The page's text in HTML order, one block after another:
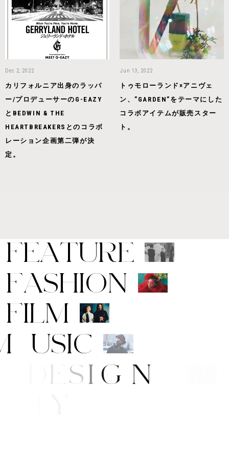
Dec 2, 2022
カリフォルニア出身のラッパ
ー/プロデューサーのG-EAZY
とBEDWIN & THE
HEARTBREAKERSとのコラボ
レーション企画第二弾が決
定。
Jun 13, 2022
トゥモローランド×アニヴェ
ン、”GARDEN”をテーマにした
コラボアイテムが販売スター
ト。
FEATURE
FASHION
FILM
M USIC
T/D ES IG